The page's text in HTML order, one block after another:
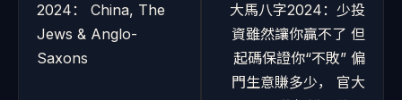
2024： China, The
Jews & Anglo-
Saxons
大馬八字2024：少投
資雖然讓你贏不了 但
起碼保證你“不敗” 偏
門生意賺多少， 官大